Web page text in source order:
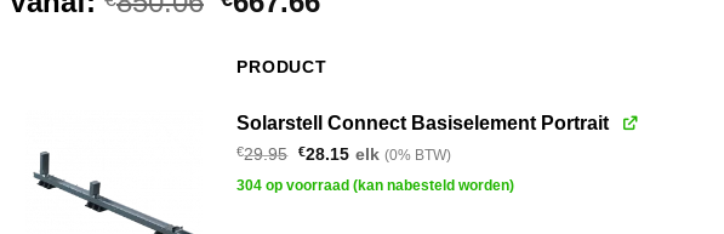
was:
is:
PRODUCT
Solarstell Connect Basiselement Portrait
€29.95 Oorspronkelijke
was:
€28.15Huidige
is:
elk (0% BTW)
304 op voorraad (kan nabesteld worden)